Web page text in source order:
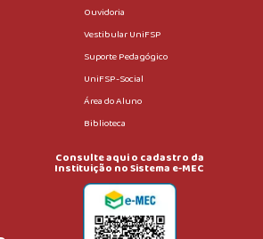
Ouvidoria
Vestibular UniFSP
Suporte Pedagógico
UniFSP-Social
Área do Aluno
Biblioteca
Consulte aqui o cadastro da
Instituição no Sistema e-MEC